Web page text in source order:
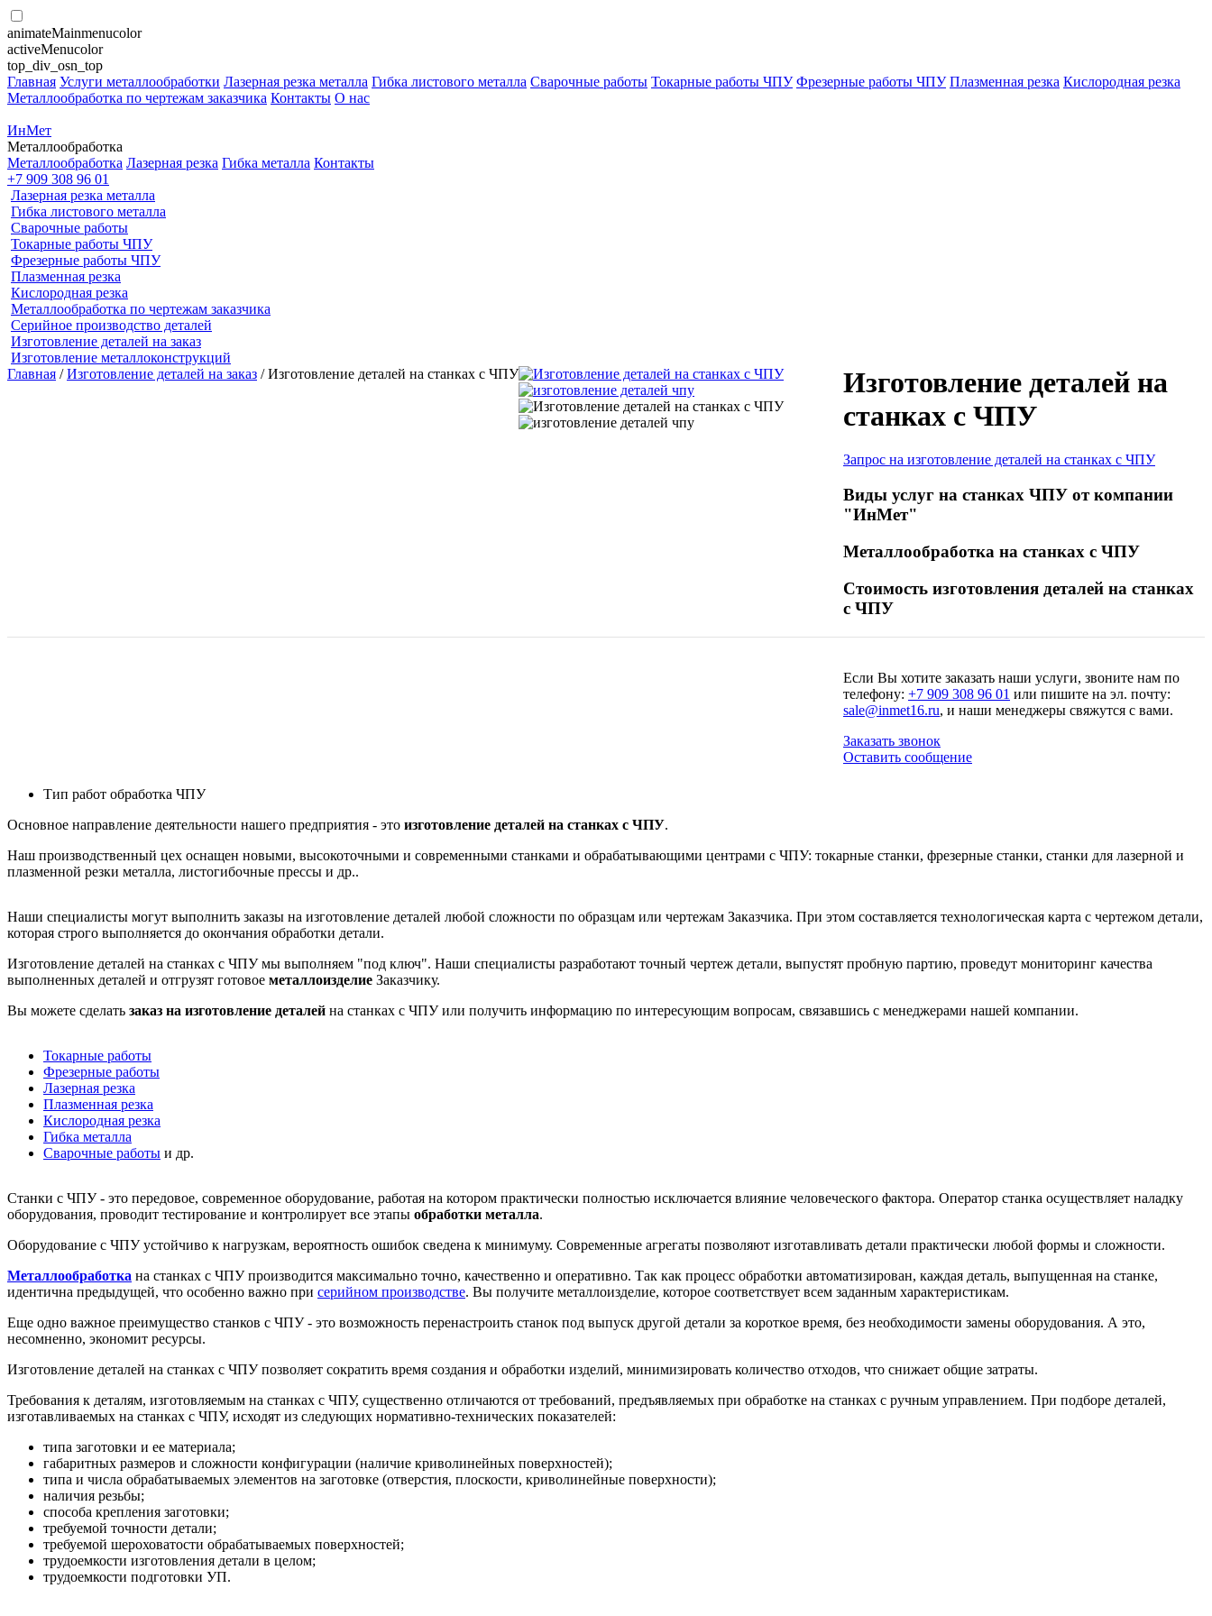
animateMainmenucolor
activeMenucolor
top_div_osn_top
Главная Услуги металлообработки Лазерная резка металла Гибка листового металла Сварочные работы Токарные работы ЧПУ Фрезерные работы ЧПУ Плазменная резка Кислородная резка
Металлообработка по чертежам заказчика Контакты О нас
ИнМет
Металлообработка
Металлообработка Лазерная резка Гибка металла Контакты
+7 909 308 96 01
Лазерная резка металла
Гибка листового металла
Сварочные работы
Токарные работы ЧПУ
Фрезерные работы ЧПУ
Плазменная резка
Кислородная резка
Металлообработка по чертежам заказчика
Серийное производство деталей
Изготовление деталей на заказ
Изготовление металлоконструкций
Главная /Изготовление деталей на заказ / Изготовление деталей на станках с ЧПУ
Изготовление деталей на
станках с ЧПУ
Тип работ обработка ЧПУ
Основное направление деятельности нашего предприятия - это изготовление деталей на станках с ЧПУ.
Наш производственный цех оснащен новыми, высокоточными и современными станками и обрабатывающими центрами с ЧПУ: токарные станки, фрезерные станки, станки для лазерной и
плазменной резки металла, листогибочные прессы и др..
Запрос на изготовление деталей на станках с ЧПУ
Наши специалисты могут выполнить заказы на изготовление деталей любой сложности по образцам или чертежам Заказчика. При этом составляется технологическая карта с чертежом детали,
которая строго выполняется до окончания обработки детали.
Изготовление деталей на станках с ЧПУ мы выполняем "под ключ". Наши специалисты разработают точный чертеж детали, выпустят пробную партию, проведут мониторинг качества
выполненных деталей и отгрузят готовое металлоизделие Заказчику.
Вы можете сделать заказ на изготовление деталей на станках с ЧПУ или получить информацию по интересующим вопросам, связавшись с менеджерами нашей компании.
Виды услуг на станках ЧПУ от компании
"ИнМет"
Токарные работы
Фрезерные работы
Лазерная резка
Плазменная резка
Кислородная резка
Гибка металла
Сварочные работы и др.
Металлообработка на станках с ЧПУ
Станки с ЧПУ - это передовое, современное оборудование, работая на котором практически полностью исключается влияние человеческого фактора. Оператор станка осуществляет наладку
оборудования, проводит тестирование и контролирует все этапы обработки металла.
Оборудование с ЧПУ устойчиво к нагрузкам, вероятность ошибок сведена к минимуму. Современные агрегаты позволяют изготавливать детали практически любой формы и сложности.
Металлообработка на станках с ЧПУ производится максимально точно, качественно и оперативно. Так как процесс обработки автоматизирован, каждая деталь, выпущенная на станке,
идентична предыдущей, что особенно важно при серийном производстве. Вы получите металлоизделие, которое соответствует всем заданным характеристикам.
Еще одно важное преимущество станков с ЧПУ - это возможность перенастроить станок под выпуск другой детали за короткое время, без необходимости замены оборудования. А это,
несомненно, экономит ресурсы.
Изготовление деталей на станках с ЧПУ позволяет сократить время создания и обработки изделий, минимизировать количество отходов, что снижает общие затраты.
Требования к деталям, изготовляемым на станках с ЧПУ, существенно отличаются от требований, предъявляемых при обработке на станках с ручным управлением. При подборе деталей,
изготавливаемых на станках с ЧПУ, исходят из следующих нормативно-технических показателей:
типа заготовки и ее материала;
габаритных размеров и сложности конфигурации (наличие криволинейных поверхностей);
типа и числа обрабатываемых элементов на заготовке (отверстия, плоскости, криволинейные поверхности);
наличия резьбы;
способа крепления заготовки;
требуемой точности детали;
требуемой шероховатости обрабатываемых поверхностей;
трудоемкости изготовления детали в целом;
трудоемкости подготовки УП.
Стоимость изготовления деталей на станках
с ЧПУ
Если Вы хотите заказать наши услуги, звоните нам по
телефону: +7 909 308 96 01 или пишите на эл. почту:
sale@inmet16.ru, и наши менеджеры свяжутся с вами.
Заказать звонок
Оставить сообщение